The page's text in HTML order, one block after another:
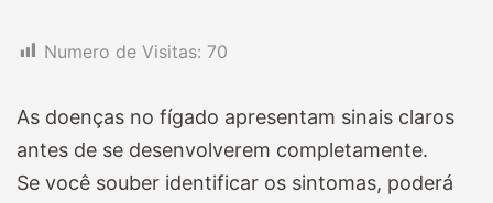
Numero de Visitas: 70
As doenças no fígado apresentam sinais claros
antes de se desenvolverem completamente.
Se você souber identificar os sintomas, poderá